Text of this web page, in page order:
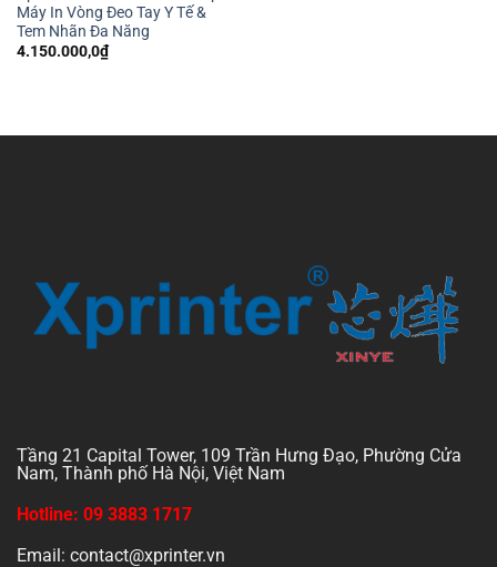
Máy In Vòng Đeo Tay Y Tế &
Tem Nhãn Đa Năng
4.150.000,0₫
Tầng 21 Capital Tower, 109 Trần Hưng Đạo, Phường Cửa
Nam, Thành phố Hà Nội, Việt Nam
Hotline: 09 3883 1717
Email: contact@xprinter.vn